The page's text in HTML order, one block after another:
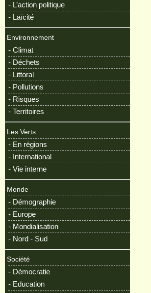
- L’action politique
- Laïcité
Environnement
- Climat
- Déchets
- Littoral
- Pollutions
- Risques
- Territoires
Les Verts
- En régions
- International
- Vie interne
Monde
- Démographie
- Europe
- Mondialisation
- Nord - Sud
Société
- Démocratie
- Education